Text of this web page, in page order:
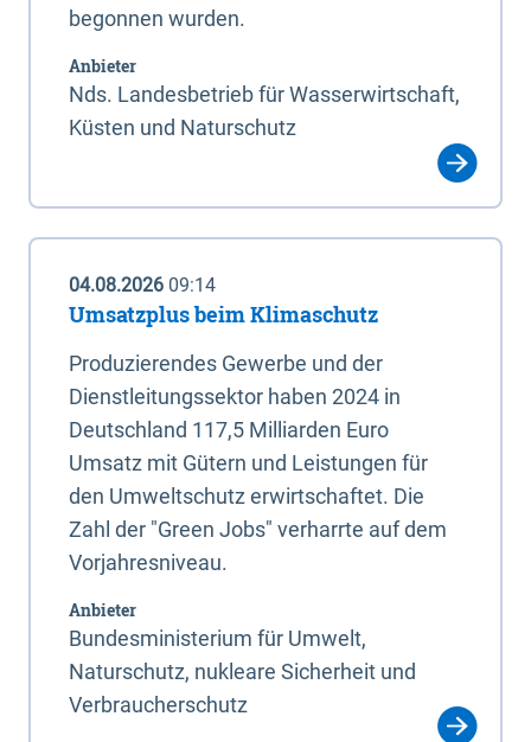
begonnen wurden.
Anbieter
Nds. Landesbetrieb für Wasserwirtschaft,
Küsten und Naturschutz
04.08.2026 09:14
Umsatzplus beim Klimaschutz
Produzierendes Gewerbe und der
Dienstleitungssektor haben 2024 in
Deutschland 117,5 Milliarden Euro
Umsatz mit Gütern und Leistungen für
den Umweltschutz erwirtschaftet. Die
Zahl der "Green Jobs" verharrte auf dem
Vorjahresniveau.
Anbieter
Bundesministerium für Umwelt,
Naturschutz, nukleare Sicherheit und
Verbraucherschutz